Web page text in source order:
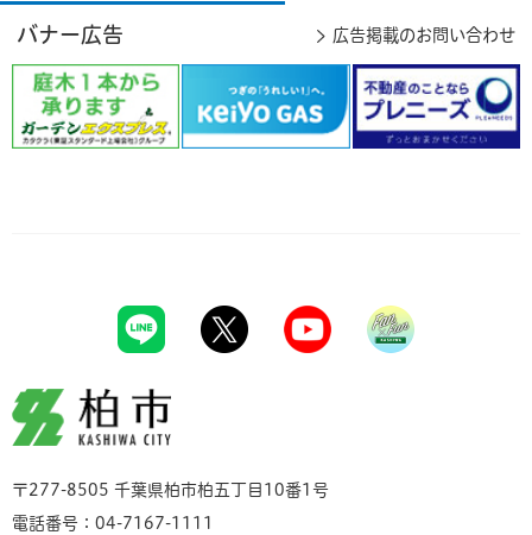
バナー広告 広告掲載のお問い合わせ
柏市
〒277-8505 千葉県柏市柏五丁目10番1号
電話番号：04-7167-1111